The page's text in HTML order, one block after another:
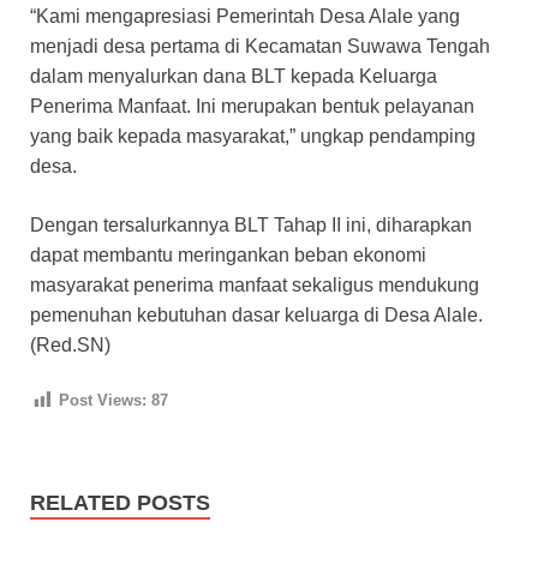
“Kami mengapresiasi Pemerintah Desa Alale yang
menjadi desa pertama di Kecamatan Suwawa Tengah
dalam menyalurkan dana BLT kepada Keluarga
Penerima Manfaat. Ini merupakan bentuk pelayanan
yang baik kepada masyarakat,” ungkap pendamping
desa.
Dengan tersalurkannya BLT Tahap II ini, diharapkan
dapat membantu meringankan beban ekonomi
masyarakat penerima manfaat sekaligus mendukung
pemenuhan kebutuhan dasar keluarga di Desa Alale.
(Red.SN)
Post Views: 87
RELATED POSTS